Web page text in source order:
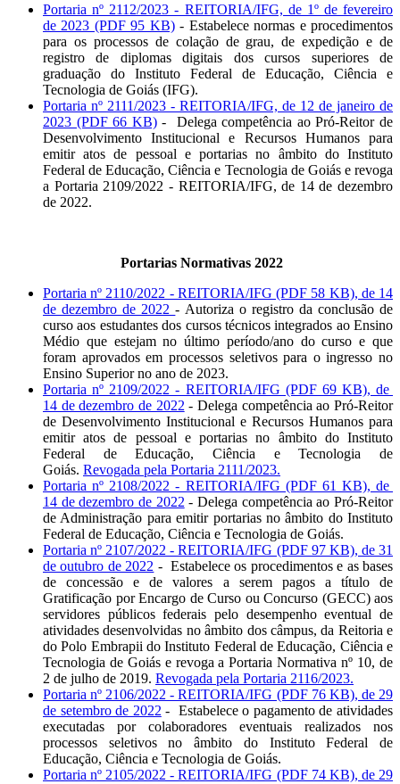
Portaria nº 2112/2023 - REITORIA/IFG, de 1º de fevereiro
de 2023 (PDF 95 KB)- Estabelece normas e procedimentos
para os processos de colação de grau, de expedição e de
registro de diplomas digitais dos cursos superiores de
graduação do Instituto Federal de Educação, Ciência e
Tecnologia de Goiás (IFG).
Portaria nº 2111/2023 - REITORIA/IFG, de 12 de janeiro de
2023 (PDF 66 KB)- Delega competência ao Pró-Reitor de
Desenvolvimento Institucional e Recursos Humanos para
emitir atos de pessoal e portarias no âmbito do Instituto
Federal de Educação, Ciência e Tecnologia de Goiás e revoga
a Portaria 2109/2022 - REITORIA/IFG, de 14 de dezembro
de 2022.
Portarias Normativas 2022
Portaria nº 2110/2022 - REITORIA/IFG (PDF 58 KB), de 14
de dezembro de 2022- Autoriza o registro da conclusão de
curso aos estudantes dos cursos técnicos integrados ao Ensino
Médio que estejam no último período/ano do curso e que
foram aprovados em processos seletivos para o ingresso no
Ensino Superior no ano de 2023.
Portaria nº 2109/2022 - REITORIA/IFG (PDF 69 KB), de
14 de dezembro de 2022 - Delega competência ao Pró-Reitor
de Desenvolvimento Institucional e Recursos Humanos para
emitir atos de pessoal e portarias no âmbito do Instituto
Federal de Educação, Ciência e Tecnologia de
Goiás. Revogada pela Portaria 2111/2023.
Portaria nº 2108/2022 - REITORIA/IFG (PDF 61 KB), de
14 de dezembro de 2022 - Delega competência ao Pró-Reitor
de Administração para emitir portarias no âmbito do Instituto
Federal de Educação, Ciência e Tecnologia de Goiás.
Portaria nº 2107/2022 - REITORIA/IFG (PDF 97 KB), de 31
de outubro de 2022 - Estabelece os procedimentos e as bases
de concessão e de valores a serem pagos a título de
Gratificação por Encargo de Curso ou Concurso (GECC) aos
servidores públicos federais pelo desempenho eventual de
atividades desenvolvidas no âmbito dos câmpus, da Reitoria e
do Polo Embrapii do Instituto Federal de Educação, Ciência e
Tecnologia de Goiás e revoga a Portaria Normativa nº 10, de
2 de julho de 2019. Revogada pela Portaria 2116/2023.
Portaria nº 2106/2022 - REITORIA/IFG (PDF 76 KB), de 29
de setembro de 2022 - Estabelece o pagamento de atividades
executadas por colaboradores eventuais realizados nos
processos seletivos no âmbito do Instituto Federal de
Educação, Ciência e Tecnologia de Goiás.
Portaria nº 2105/2022 - REITORIA/IFG (PDF 74 KB), de 29